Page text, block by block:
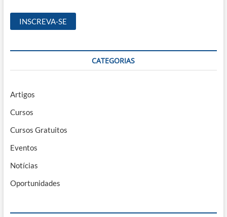
CATEGORIAS
Artigos
Cursos
Cursos Gratuitos
Eventos
Notícias
Oportunidades